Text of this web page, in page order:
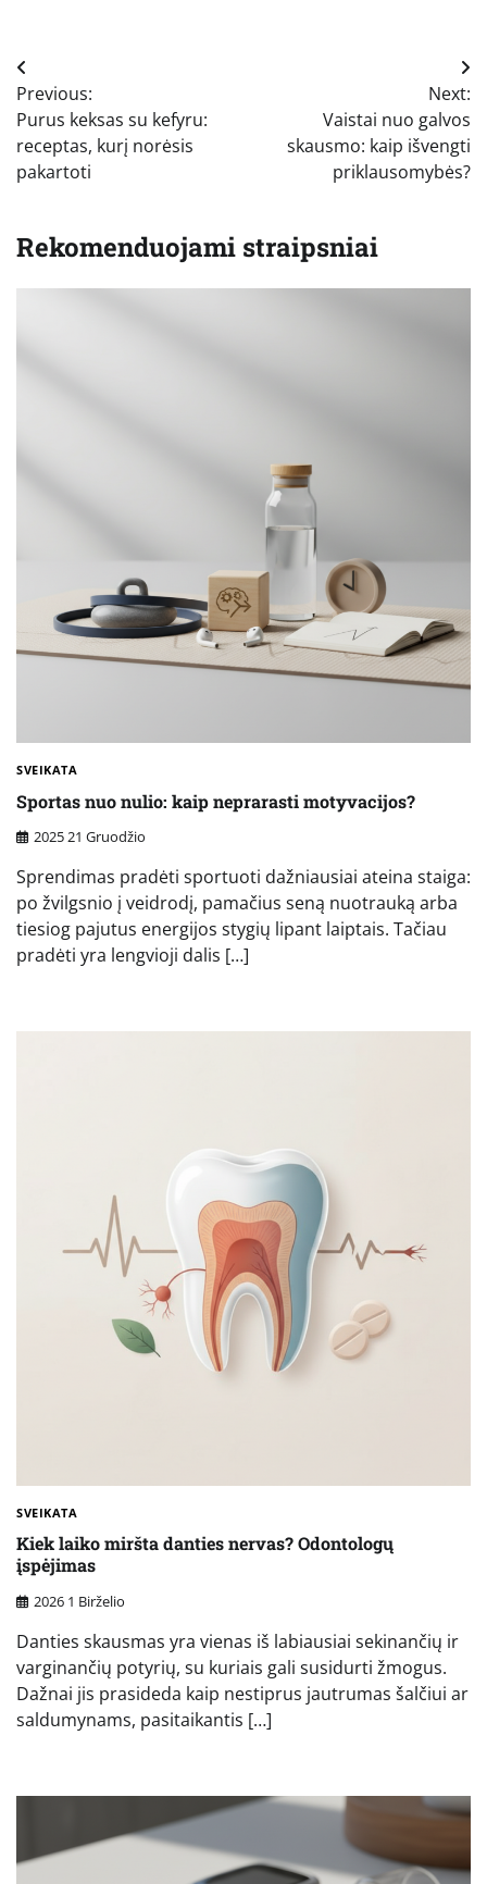
Navigacija
tarp
įrašų
Previous:
Purus keksas su kefyru:
receptas, kurį norėsis
pakartoti
Next:
Vaistai nuo galvos
skausmo: kaip išvengti
priklausomybės?
Rekomenduojami straipsniai
SVEIKATA
Sportas nuo nulio: kaip neprarasti motyvacijos?
2025 21 Gruodžio
Sprendimas pradėti sportuoti dažniausiai ateina staiga:
po žvilgsnio į veidrodį, pamačius seną nuotrauką arba
tiesiog pajutus energijos stygių lipant laiptais. Tačiau
pradėti yra lengvioji dalis […]
SVEIKATA
Kiek laiko miršta danties nervas? Odontologų
įspėjimas
2026 1 Birželio
Danties skausmas yra vienas iš labiausiai sekinančių ir
varginančių potyrių, su kuriais gali susidurti žmogus.
Dažnai jis prasideda kaip nestiprus jautrumas šalčiui ar
saldumynams, pasitaikantis […]